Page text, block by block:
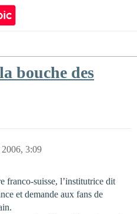
bouche des
3:09
franco-suisse, l’institutrice dit
et demande aux fans de